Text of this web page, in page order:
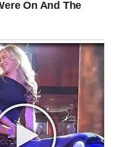
potpuno ne zatvorite
vaše